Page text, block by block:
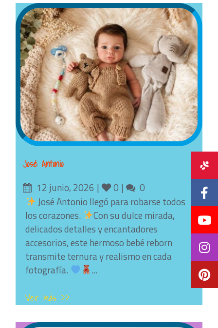
José Antonio
Posted
on
12 junio, 2026 Likes
0 Comments
0
José Antonio llegó para robarse todos
los corazones.
Con su dulce mirada,
delicados detalles y encantadores
accesorios, este hermoso bebé reborn
transmite ternura y realismo en cada
fotografía.
...
Ver más >>